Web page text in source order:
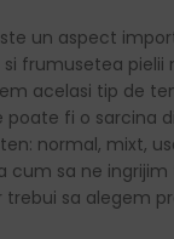
un aspect
frumusetea pielii
acelasi tip de
fi o sarcina
normal, mixt,
cum sa ne
trebui sa alegem